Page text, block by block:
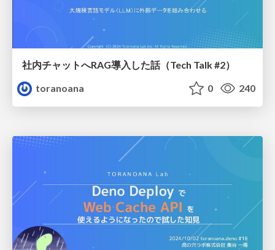
社内チャットへRAG導入した話（Tech Talk #2）
toranoana
0 240